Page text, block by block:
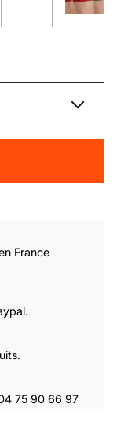
France
75 90 66 97